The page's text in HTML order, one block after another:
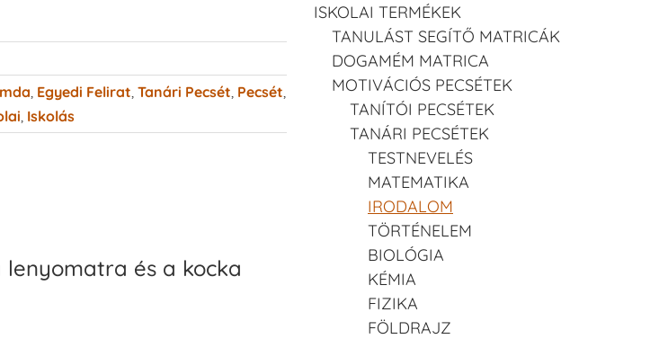
Egyedi Felirat Tanári Pecsét Pecsét
Iskolás
és a kocka
ISKOLAI TERMÉKEK
TANULÁST SEGÍTŐ MATRICÁK
DOGAMÉM MATRICA
MOTIVÁCIÓS PECSÉTEK
TANÍTÓI PECSÉTEK
TANÁRI PECSÉTEK
TESTNEVELÉS
MATEMATIKA
IRODALOM
TÖRTÉNELEM
BIOLÓGIA
KÉMIA
FIZIKA
FÖLDRAJZ